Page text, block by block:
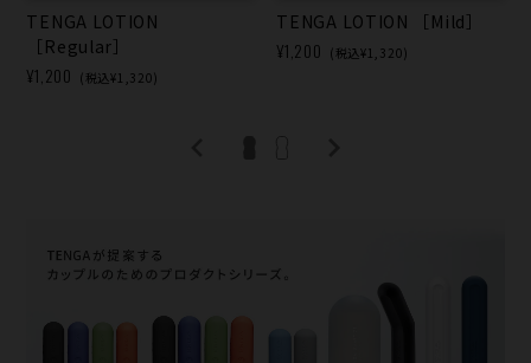
TENGA LOTION
［Regular］
¥1,200 (税込¥1,320)
TENGA LOTION ［Mild］
¥1,200 (税込¥1,320)